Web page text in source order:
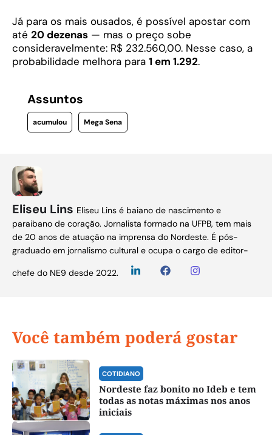
Já para os mais ousados, é possível apostar com
até 20 dezenas — mas o preço sobe
consideravelmente: R$ 232.560,00. Nesse caso, a
probabilidade melhora para 1 em 1.292.
Assuntos
acumulou Mega Sena
Eliseu Lins Eliseu Lins é baiano de nascimento e
paraibano de coração. Jornalista formado na UFPB, tem mais
de 20 anos de atuação na imprensa do Nordeste. É pós-
graduado em jornalismo cultural e ocupa o cargo de editor-
chefe do NE9 desde 2022.
Você também poderá gostar
COTIDIANO
Nordeste faz bonito no Ideb e tem
todas as notas máximas nos anos
iniciais